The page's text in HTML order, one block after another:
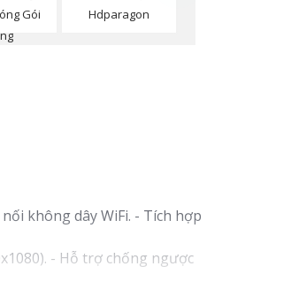
Gói
Hdparagon
không dây WiFi. - Tích hợp
- Hỗ trợ chống ngược